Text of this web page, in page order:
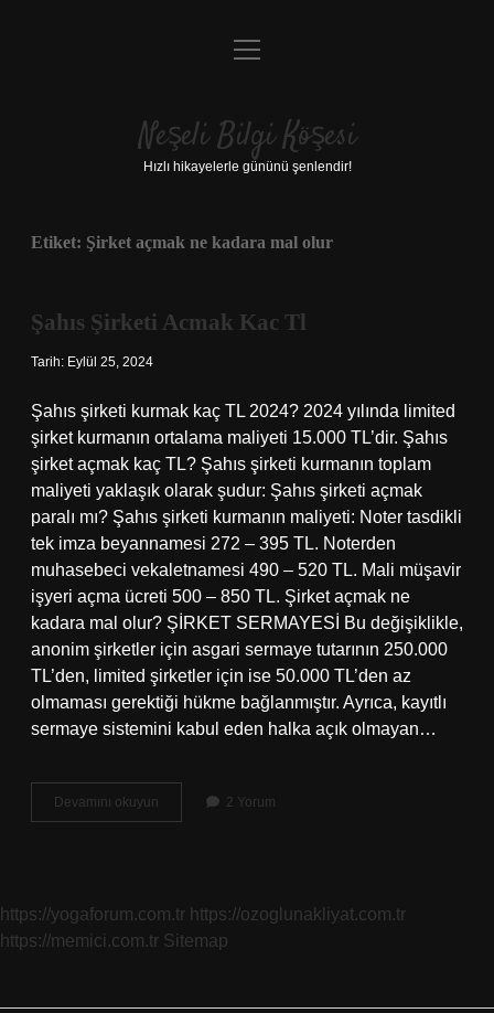
Anasayfa
Yasal Uyarı
menüyü
Neşeli Bilgi Köşesi
Hızlı hikayelerle gününü şenlendir!
Etiket: Şirket açmak ne kadara mal olur
Şahıs Şirketi Acmak Kac Tl
Tarih: Eylül 25, 2024
Şahıs şirketi kurmak kaç TL 2024? 2024 yılında limited
şirket kurmanın ortalama maliyeti 15.000 TL’dir. Şahıs
şirket açmak kaç TL? Şahıs şirketi kurmanın toplam
maliyeti yaklaşık olarak şudur: Şahıs şirketi açmak
paralı mı? Şahıs şirketi kurmanın maliyeti: Noter tasdikli
tek imza beyannamesi 272 – 395 TL. Noterden
muhasebeci vekaletnamesi 490 – 520 TL. Mali müşavir
işyeri açma ücreti 500 – 850 TL. Şirket açmak ne
kadara mal olur? ŞİRKET SERMAYESİ Bu değişiklikle,
anonim şirketler için asgari sermaye tutarının 250.000
TL’den, limited şirketler için ise 50.000 TL’den az
olmaması gerektiği hükme bağlanmıştır. Ayrıca, kayıtlı
sermaye sistemini kabul eden halka açık olmayan…
Devamını okuyun
Şirketi
2 Yorum
https://yogaforum.com.tr https://ozoglunakliyat.com.tr
https://memici.com.tr Sitemap